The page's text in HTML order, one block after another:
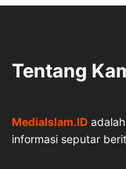
Tentang
MediaIslam.ID
informasi seputar